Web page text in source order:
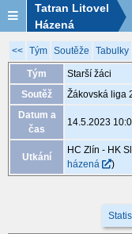
Tatran Litovel
Házená
<< Tým Soutěže Tabulky
Tým
Starší žáci
Soutěž
Žákovská liga
Datum a
čas
14.5.2023
Utkání
HC Zlín - HK
házená
)